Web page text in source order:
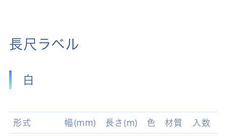
長尺ラベル
白
形式 幅(mm) 長さ(m) 色 材質 入数